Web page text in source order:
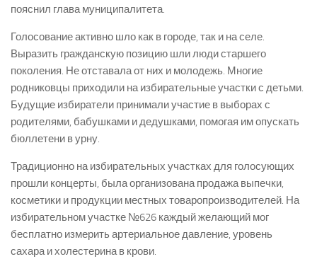
пояснил глава муниципалитета.
Голосование активно шло как в городе, так и на селе.
Выразить гражданскую позицию шли люди старшего
поколения. Не отставала от них и молодежь. Многие
родниковцы приходили на избирательные участки с детьми.
Будущие избиратели принимали участие в выборах с
родителями, бабушками и дедушками, помогая им опускать
бюллетени в урну.
Традиционно на избирательных участках для голосующих
прошли концерты, была организована продажа выпечки,
косметики и продукции местных товаропроизводителей. На
избирательном участке №626 каждый желающий мог
бесплатно измерить артериальное давление, уровень
сахара и холестерина в крови.